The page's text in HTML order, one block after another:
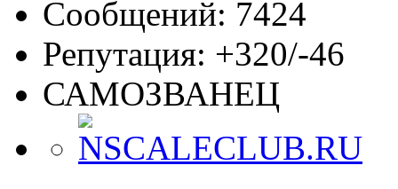
Сообщений: 7424
Репутация: +320/-46
САМОЗВАНЕЦ